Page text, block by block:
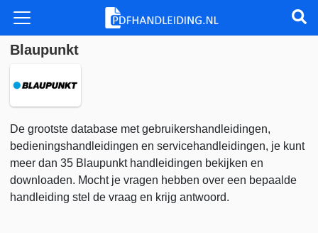
Blaupunkt
De grootste database met gebruikershandleidingen,
bedieningshandleidingen en servicehandleidingen, je kunt
meer dan 35 Blaupunkt handleidingen bekijken en
downloaden. Mocht je vragen hebben over een bepaalde
handleiding stel de vraag en krijg antwoord.